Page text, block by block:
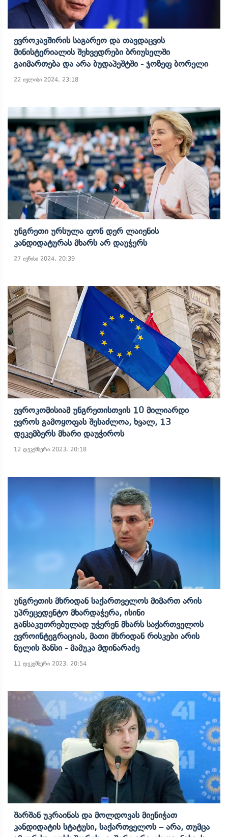
Ევროკავშირის Საგარეო Და Თავდაცვის
Მინისტერიალის Შეხვედრები Ბრიუსელში
Გაიმართება Და Არა Ბუდაპეშტში - Ჯოზეფ Ბორელი
22 ივლისი 2024, 23:18
Უნგრეთი Ურსულა Ფონ Დერ Ლაიენის
Კანდიდატურას Მხარს Არ Დაუჭერს
27 ივნისი 2024, 20:39
Ევროკომისიამ Უნგრეთისთვის 10 Მილიარდი
Ევროს Გამოყოფას Შესაძლოა, Ხვალ, 13
Დეკემბერს Მხარი Დაუჭიროს
12 დეკემბერი 2023, 20:18
Უნგრეთის Მხრიდან Საქართველოს Მიმართ Არის
Უპრეცედენტო Მხარდაჭერა, Ისინი
Განსაკუთრებულად Უჭერენ Მხარს Საქართველოს
Ევროინტეგრაციას, Მათი Მხრიდან Რისკები Არის
Ნულის Შანსი - Მამუკა Მდინარაძე
11 დეკემბერი 2023, 20:54
Შარშან Უკრაინას Და Მოლდოვას Მიენიჭათ
Კანდიდატის Სტატუსი, Საქართველოს – Არა, Თუმცა